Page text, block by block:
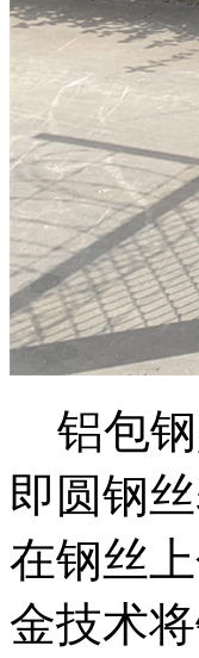
铝包钢
即圆钢
在钢丝
金技术